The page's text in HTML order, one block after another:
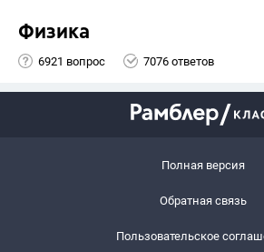
Физика
6921 вопрос 7076 ответов
Полная версия
Обратная связь
Пользовательское